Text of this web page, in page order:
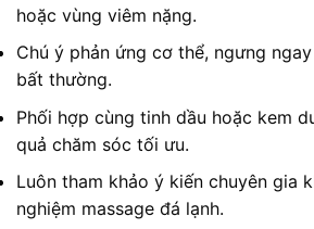
hoặc vùng viêm nặng.
Chú ý phản ứng cơ thể, ngưng
bất thường.
Phối hợp cùng tinh dầu hoặc kem
quả chăm sóc tối ưu.
Luôn tham khảo ý kiến chuyên gia
nghiệm massage đá lạnh.